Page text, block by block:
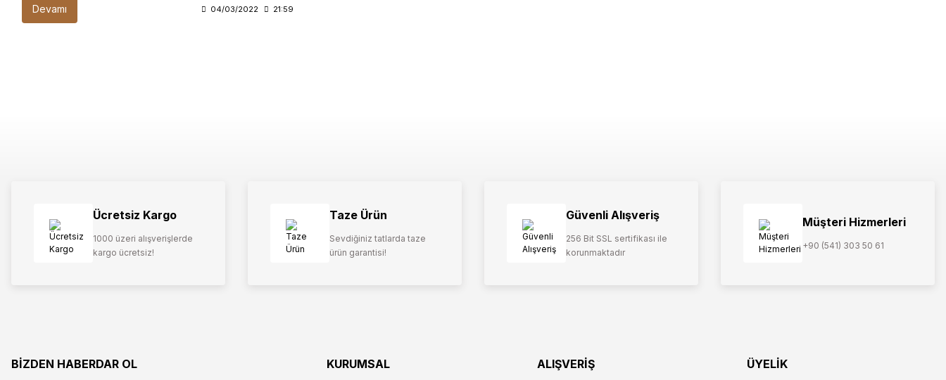
Devamı 04/03/2022 21:59
Ücretsiz Kargo
1000 üzeri alışverişlerde
kargo ücretsiz!
Taze Ürün
Sevdiğiniz tatlarda taze
ürün garantisi!
Güvenli Alışveriş
256 Bit SSL sertifikası ile
korunmaktadır
Müşteri Hizmerleri
+90 (541) 303 50 61
BİZDEN HABERDAR OL KURUMSAL ALIŞVERİŞ ÜYELİK